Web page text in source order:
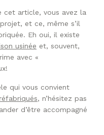
cet article, vous avez la
et ce, même s’il
Eh oui, il existe
usinée et, souvent,
avec «
qui vous convient
, n’hésitez pas
d’être accompagné